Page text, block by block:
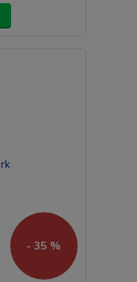
- 35 %